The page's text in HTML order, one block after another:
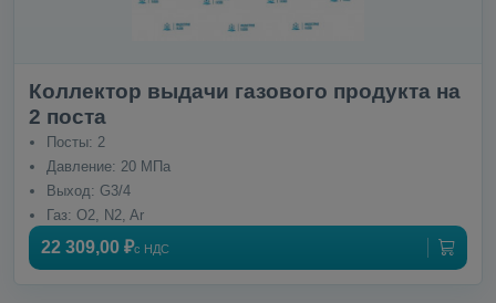
Коллектор выдачи газового продукта на
2 поста
Посты: 2
Давление: 20 МПа
Выход: G3/4
Газ: O2, N2, Ar
22 309,00 ₽с НДС